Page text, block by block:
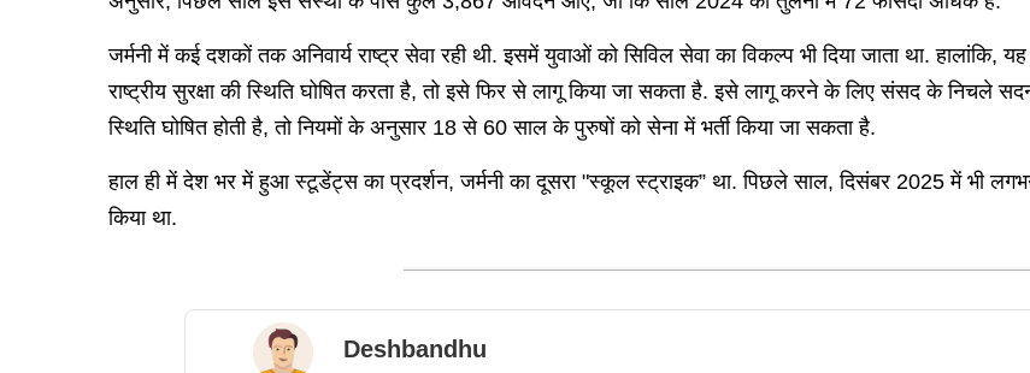
जर्मनी में कई दशकों तक अनिवार्य राष्ट्र सेवा रही थी. इसमें युवाओं को सिविल सेवा का विकल्प भी दिया जाता था.
राष्ट्रीय सुरक्षा की स्थिति घोषित करता है, तो इसे फिर से लागू किया जा सकता है. इसे लागू करने के लिए संसद के निचले सदन में
स्थिति घोषित होती है, तो नियमों के अनुसार 18 से 60 साल के पुरुषों को सेना में भर्ती किया जा सकता है.
हाल ही में देश भर में हुआ स्टूडेंट्स का प्रदर्शन, जर्मनी का दूसरा "स्कूल स्ट्राइक” था. पिछले साल, दिसंबर 2025 में भी
किया था.
Deshbandhu